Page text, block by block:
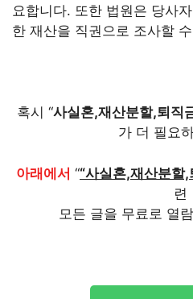
요합니다. 또한 법원은 당사
한 재산을 직권으로 조사할
혹시 “사실혼,재산분할,퇴직
가 더 필요
아래에서 ““사실혼,재산분할
련
모든 글을 무료로 열